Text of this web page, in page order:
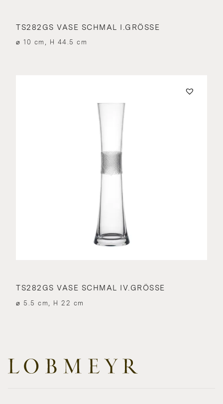
TS282GS VASE SCHMAL I.GRÖSSE
⌀ 10 cm, H 44.5 cm
TS282GS VASE SCHMAL IV.GRÖSSE
⌀ 5.5 cm, H 22 cm